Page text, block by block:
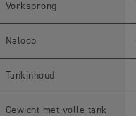
Vorksprong
Naloop
Tankinhoud
Gewicht met volle tank